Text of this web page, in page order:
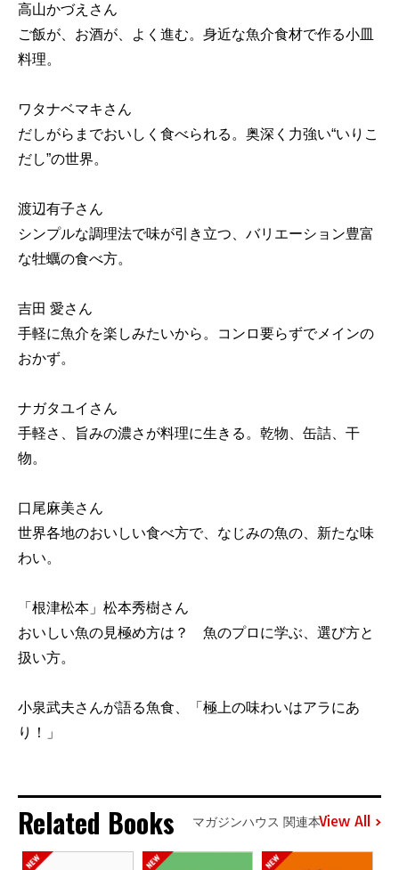
高山かづえさん
ご飯が、お酒が、よく進む。身近な魚介食材で作る小皿
料理。
ワタナベマキさん
だしがらまでおいしく食べられる。奥深く力強い“いりこ
だし”の世界。
渡辺有子さん
シンプルな調理法で味が引き立つ、バリエーション豊富
な牡蠣の食べ方。
吉田 愛さん
手軽に魚介を楽しみたいから。コンロ要らずでメインの
おかず。
ナガタユイさん
手軽さ、旨みの濃さが料理に生きる。乾物、缶詰、干
物。
口尾麻美さん
世界各地のおいしい食べ方で、なじみの魚の、新たな味
わい。
「根津松本」松本秀樹さん
おいしい魚の見極め方は？ 魚のプロに学ぶ、選び方と
扱い方。
小泉武夫さんが語る魚食、「極上の味わいはアラにあ
り！」
Related Books マガジンハウス 関連本View All